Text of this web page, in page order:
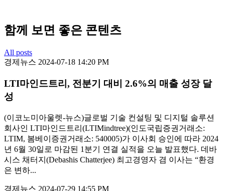
함께 보면 좋은 콘텐츠
All posts
경제뉴스 2024-07-18 14:20 PM
LTI마인드트리, 전분기 대비 2.6%의 매출 성장 달
성
(이코노미아울렛-뉴스)글로벌 기술 컨설팅 및 디지털 솔루션
회사인 LTI마인드트리(LTIMindtree)(인도국립증권거래소:
LTIM, 봄베이증권거래소: 540005)가 이사회 승인에 따라 2024
년 6월 30일로 마감된 1분기 연결 실적을 오늘 발표했다. 데바
시스 채터지(Debashis Chatterjee) 최고경영자 겸 이사는 “환경
은 변하...
경제뉴스 2024-07-29 14:55 PM